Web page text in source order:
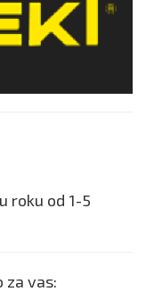
roku od 1-5
za vas: